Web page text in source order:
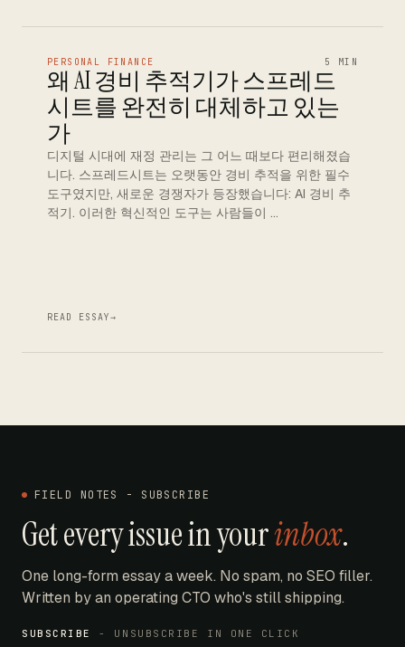
PERSONAL FINANCE 5 MIN
왜 AI 경비 추적기가 스프레드
시트를 완전히 대체하고 있는
가
디지털 시대에 재정 관리는 그 어느 때보다 편리해졌습
니다. 스프레드시트는 오랫동안 경비 추적을 위한 필수
도구였지만, 새로운 경쟁자가 등장했습니다: AI 경비 추
적기. 이러한 혁신적인 도구는 사람들이 …
READ ESSAY→
FIELD NOTES - SUBSCRIBE
Get every issue in yourinbox.
One long-form essay a week. No spam, no SEO filler.
Written by an operating CTO who's still shipping.
SUBSCRIBE - UNSUBSCRIBE IN ONE CLICK